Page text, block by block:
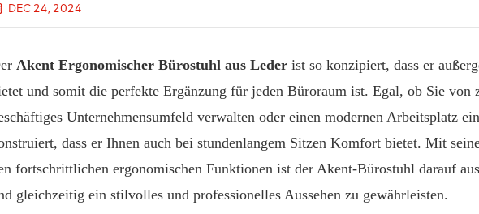
DEC 24, 2024
Akent Ergonomischer Bürostuhl aus Leder ist so konzipiert, dass er
und somit die perfekte Ergänzung für jeden Büroraum ist. Egal, ob Sie von
Unternehmensumfeld verwalten oder einen modernen Arbeitsplatz
dass er Ihnen auch bei stundenlangem Sitzen Komfort bietet. Mit
fortschrittlichen ergonomischen Funktionen ist der Akent-Bürostuhl darauf
gleichzeitig ein stilvolles und professionelles Aussehen zu gewährleisten.